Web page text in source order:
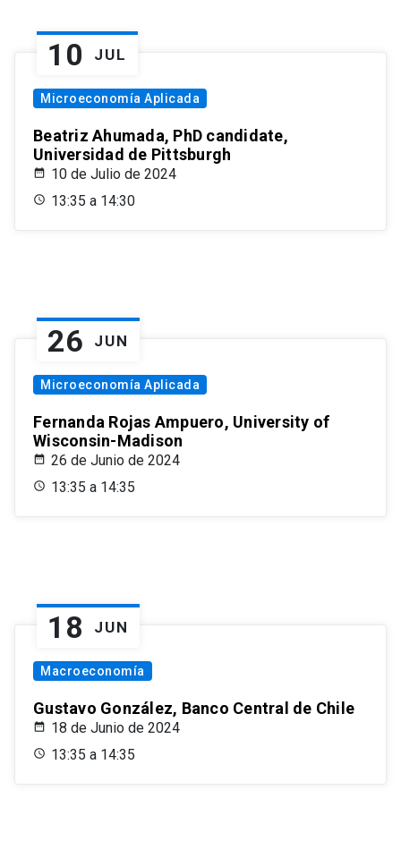
10 JUL
Microeconomía Aplicada
Beatriz Ahumada, PhD candidate,
Universidad de Pittsburgh
10 de Julio de 2024
13:35 a 14:30
26 JUN
Microeconomía Aplicada
Fernanda Rojas Ampuero, University of
Wisconsin-Madison
26 de Junio de 2024
13:35 a 14:35
18 JUN
Macroeconomía
Gustavo González, Banco Central de Chile
18 de Junio de 2024
13:35 a 14:35